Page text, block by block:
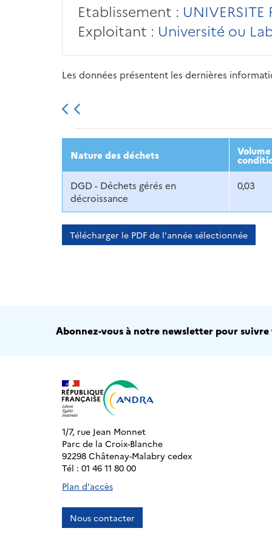
Etablissement : UNIVERSITE
Exploitant : Université ou
Les données présentent les dernières
2013 2014 2015
Nature des déchets
DGD - Déchets gérés en
décroissance
0,03
Télécharger le PDF de l'année sélectionnée
Abonnez-vous à notre newsletter pour suivre
1/7, rue Jean Monnet
Parc de la Croix-Blanche
92298 Châtenay-Malabry cedex
Tél : 01 46 11 80 00
Plan d'accès
Nous contacter